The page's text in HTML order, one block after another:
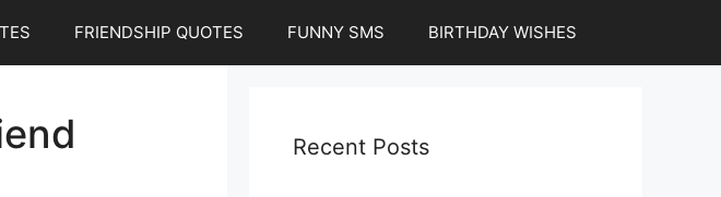
FRIENDSHIP QUOTES FUNNY SMS BIRTHDAY WISHES
Recent Posts